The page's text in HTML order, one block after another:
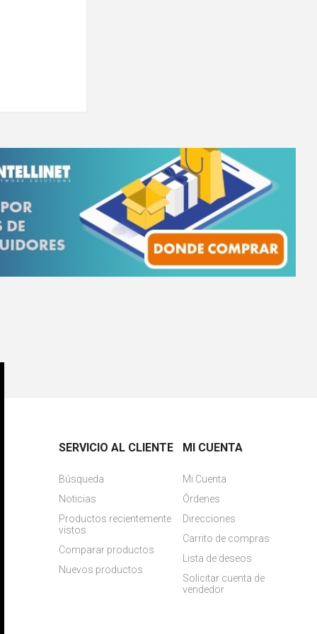
SERVICIO AL CLIENTE
Búsqueda
Noticias
Productos recientemente
vistos
Comparar productos
Nuevos productos
MI CUENTA
Mi Cuenta
Órdenes
Direcciones
Carrito de compras
Lista de deseos
Solicitar cuenta de
vendedor